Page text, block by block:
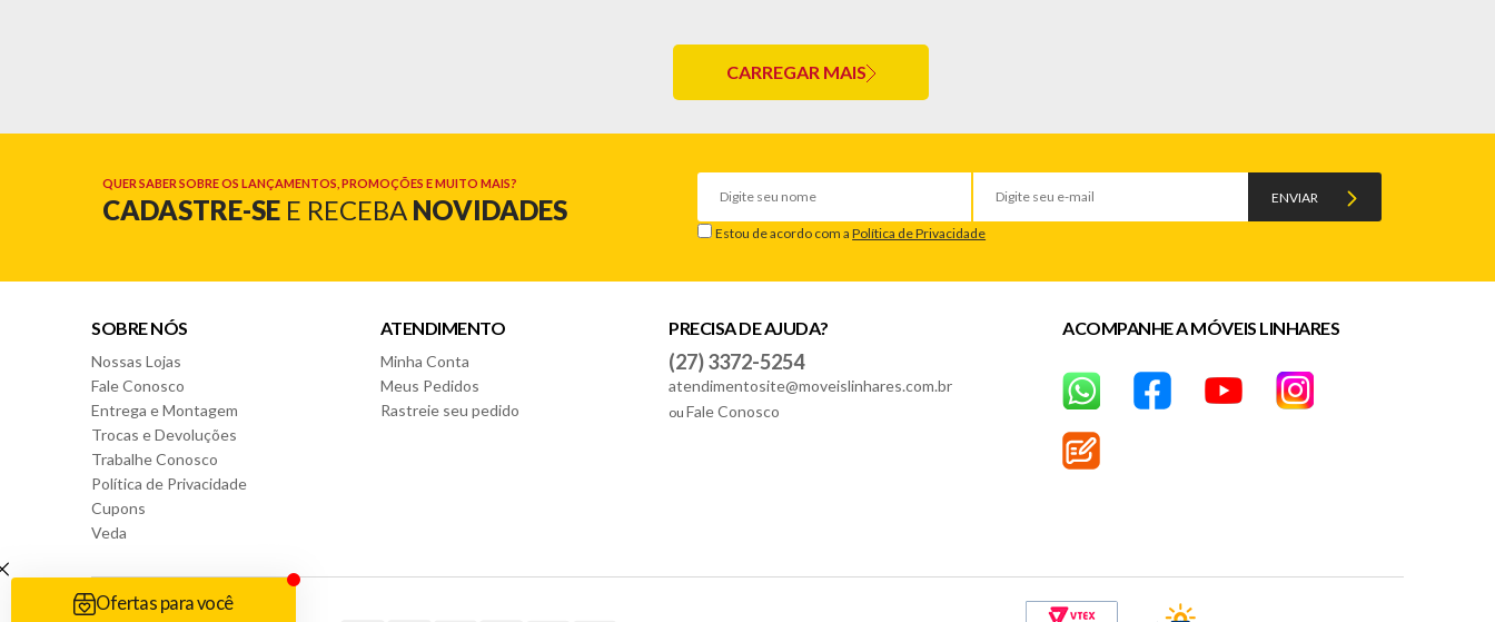
CARREGAR MAIS
QUER SABER SOBRE OS LANÇAMENTOS, PROMOÇÕES E MUITO MAIS?
CADASTRE-SE E RECEBA NOVIDADES ENVIAR
Estou de acordo com aPolítica de Privacidade
SOBRE NÓS
Nossas Lojas
Fale Conosco
Entrega e Montagem
Trocas e Devoluções
Trabalhe Conosco
Política de Privacidade
Cupons
Veda
ATENDIMENTO
Minha Conta
Meus Pedidos
Rastreie seu pedido
PRECISA DE AJUDA?
(27) 3372-5254
atendimentosite@moveislinhares.com.br
ou Fale Conosco
ACOMPANHE A MÓVEIS LINHARES